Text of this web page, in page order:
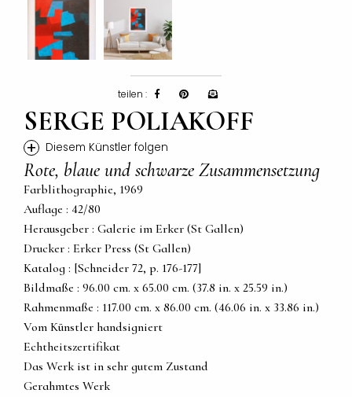
teilen :
SERGE POLIAKOFF
+ Diesem Künstler folgen
Rote, blaue und schwarze Zusammensetzung
Farblithographie, 1969
Auflage : 42/80
Herausgeber : Galerie im Erker (St Gallen)
Drucker : Erker Press (St Gallen)
Katalog : [Schneider 72, p. 176-177]
Bildmaße : 96.00 cm. x 65.00 cm. (37.8 in. x 25.59 in.)
Rahmenmaße : 117.00 cm. x 86.00 cm. (46.06 in. x 33.86 in.)
Vom Künstler handsigniert
Echtheitszertifikat
Das Werk ist in sehr gutem Zustand
Gerahmtes Werk